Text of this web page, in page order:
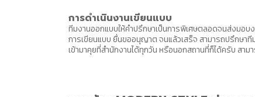
การดำเนินงานเขียนแบบ
ทีมงานออกแบบให้คำปรึกษาเป็นการพิเศษตลอดจนส่งมอบ
การเขียนแบบ ยื่นขออนุญาต จนแล้วเสร็จ สามารถปรึกษาที
เข้ามาคุยที่สำนักงานได้ทุกวัน หรือนอกสถานที่ก็ได้ครับ สาม